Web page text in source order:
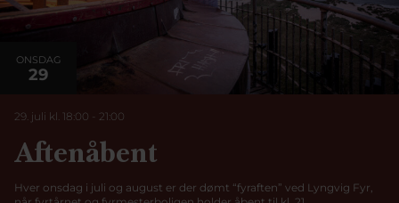
ONSDAG
29
29. juli kl. 18:00 - 21:00
Aftenåbent
Hver onsdag i juli og august er der dømt “fyraften” ved Lyngvig Fyr,